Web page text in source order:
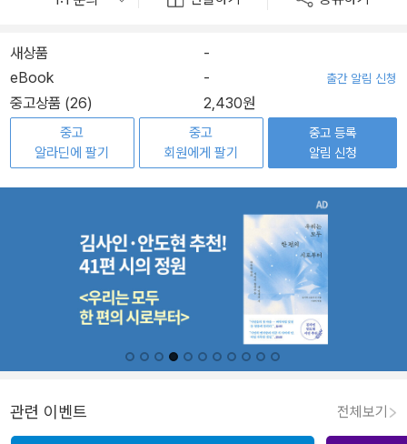
새상품
-
eBook
- 출간 알림 신청
중고상품 (26) 2,430원
중고
알라딘에 팔기
중고
회원에게 팔기
중고 등록
알림 신청
관련 이벤트 전체보기